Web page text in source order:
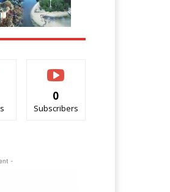
0
Subscribers
-